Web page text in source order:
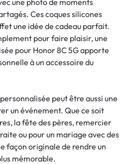
une photo de moments
Ces coques silicones
une idée de cadeau parfait.
pour faire plaisir, une
pour Honor 8C 5G apporte
à un accessoire du
peut être aussi une
un événement. Que ce soit
la fête des pères, remercier
ou pour un mariage avec des
façon originale de rendre un
mémorable.